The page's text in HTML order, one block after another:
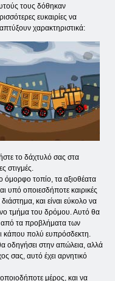
τους δόθηκαν
ευκαιρίες να
χαρακτηριστικά:
το δάχτυλό σας στα
στιγμές.
όμορφο τοπίο, τα αξιοθέατα
υπό οποιεσδήποτε καιρικές
και είναι εύκολο να
τμήμα του δρόμου. Αυτό θα
από τα προβλήματα των
κάπου πολύ ευπρόσδεκτη.
οδηγήσει στην απώλεια, αλλά
σας, αυτό έχει αρνητικό
μέρος, και να